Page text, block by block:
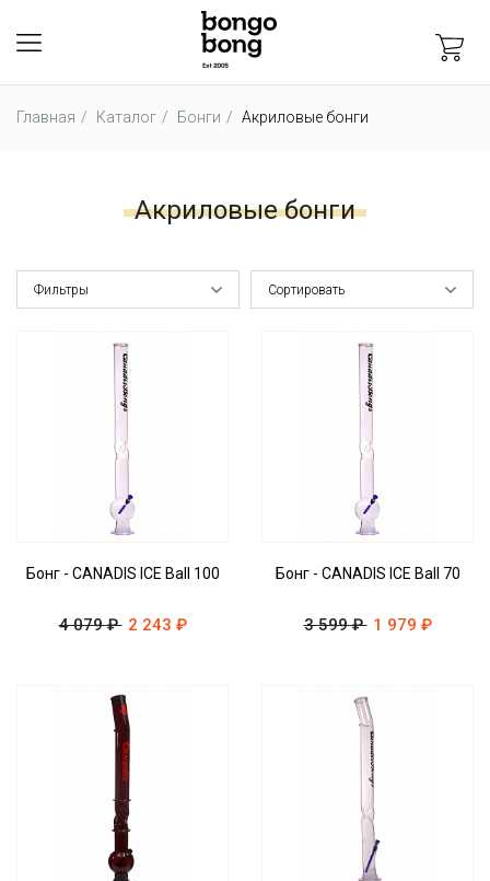
Главная Каталог Бонги Акриловые бонги
Акриловые бонги
Фильтры Сортировать
Бонг - CANADIS ICE Ball 100
4 079 ₽ 2 243 ₽
Бонг - CANADIS ICE Ball 70
3 599 ₽ 1 979 ₽